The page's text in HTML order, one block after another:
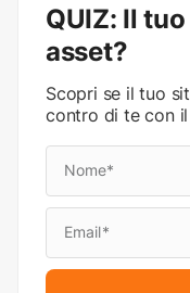
QUIZ: Il
asset?
Scopri se il tuo
contro di te con